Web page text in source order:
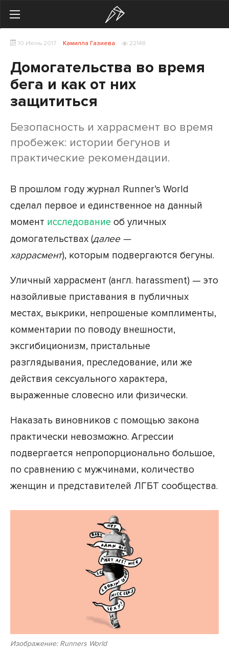
Здоровье
Начинающим
Тренировки
Мотивация
Экипировка
Женщинам
10 Июнь 2017 Камилла Газиева 22148
Домогательства во время
бега и как от них
защититься
Безопасность и харрасмент во время
пробежек: истории бегунов и
практические рекомендации.
В прошлом году журнал Runner’s World
сделал первое и единственное на данный
момент исследование об уличных
домогательствах (далее —
харрасмент), которым подвергаются бегуны.
Уличный харрасмент (англ. harassment) — это
назойливые приставания в публичных
местах, выкрики, непрошеные комплименты,
комментарии по поводу внешности,
эксгибиционизм, пристальные
разглядывания, преследование, или же
действия сексуального характера,
выраженные словесно или физически.
Наказать виновников с помощью закона
практически невозможно. Агрессии
подвергается непропорционально большое,
по сравнению с мужчинами, количество
женщин и представителей ЛГБТ сообщества.
Изображение: Runners World